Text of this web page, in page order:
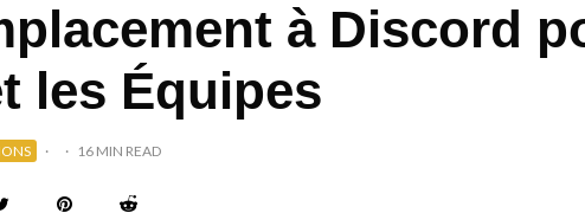
à Discord
les Équipes
· · 16 MIN READ